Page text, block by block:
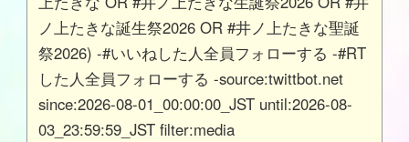
ノ上たきな誕生祭2026 OR #井ノ上たきな聖誕
祭2026) -#いいねした人全員フォローする -#RT
した人全員フォローする -source:twittbot.net
since:2026-08-01_00:00:00_JST until:2026-08-
03_23:59:59_JST filter:media